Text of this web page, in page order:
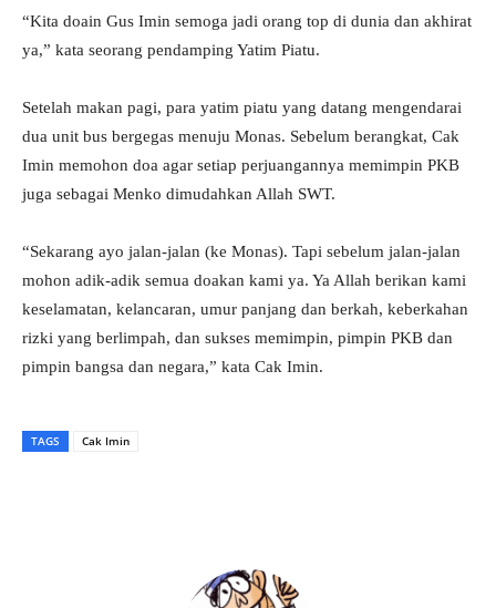
“Kita doain Gus Imin semoga jadi orang top di dunia dan akhirat
ya,” kata seorang pendamping Yatim Piatu.
Setelah makan pagi, para yatim piatu yang datang mengendarai
dua unit bus bergegas menuju Monas. Sebelum berangkat, Cak
Imin memohon doa agar setiap perjuangannya memimpin PKB
juga sebagai Menko dimudahkan Allah SWT.
“Sekarang ayo jalan-jalan (ke Monas). Tapi sebelum jalan-jalan
mohon adik-adik semua doakan kami ya. Ya Allah berikan kami
keselamatan, kelancaran, umur panjang dan berkah, keberkahan
rizki yang berlimpah, dan sukses memimpin, pimpin PKB dan
pimpin bangsa dan negara,” kata Cak Imin.
TAGS Cak Imin